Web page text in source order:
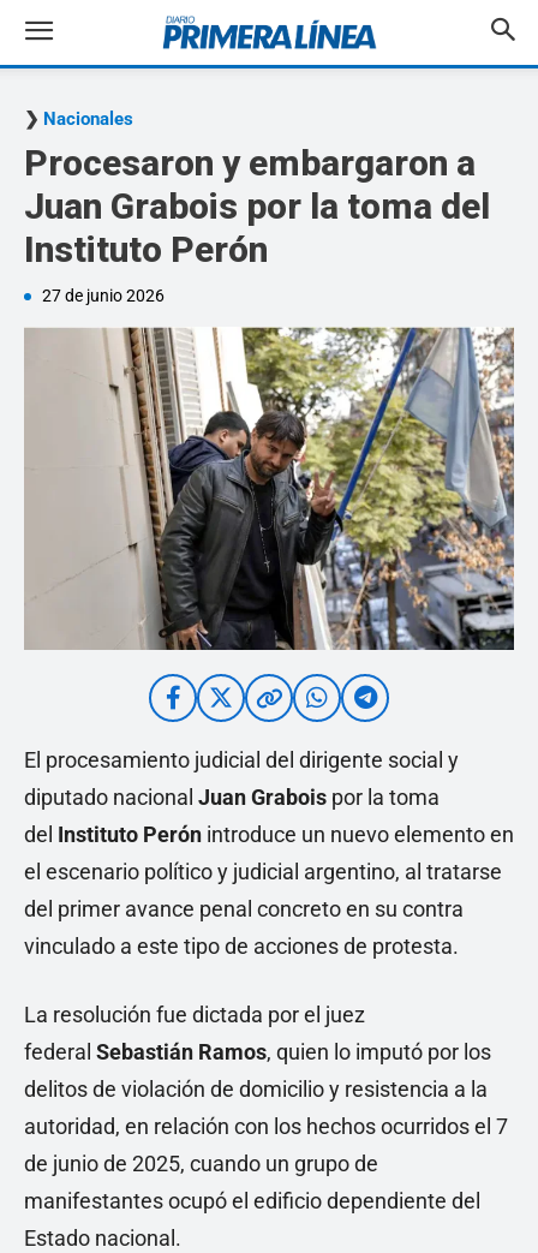
Nacionales
Procesaron y embargaron a
Juan Grabois por la toma del
Instituto Perón
27 de junio 2026
El procesamiento judicial del dirigente social y
diputado nacional Juan Grabois por la toma
del Instituto Perón introduce un nuevo elemento en
el escenario político y judicial argentino, al tratarse
del primer avance penal concreto en su contra
vinculado a este tipo de acciones de protesta.
La resolución fue dictada por el juez
federal Sebastián Ramos, quien lo imputó por los
delitos de violación de domicilio y resistencia a la
autoridad, en relación con los hechos ocurridos el 7
de junio de 2025, cuando un grupo de
manifestantes ocupó el edificio dependiente del
Estado nacional.